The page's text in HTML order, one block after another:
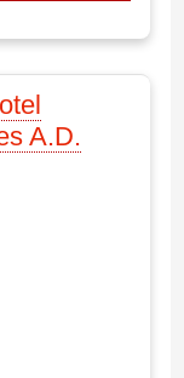
A.D.